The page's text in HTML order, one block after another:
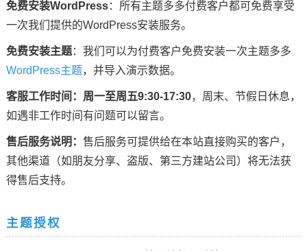
免费安装WordPress：所有主题多多付费客户都可免费享受
一次我们提供的WordPress安装服务。
免费安装主题：我们可以为付费客户免费安装一次主题多多
WordPress主题，并导入演示数据。
客服工作时间： 周一至周五9:30-17:30，周末、节假日休息，
如遇非工作时间有问题可以留言。
售后服务说明： 售后服务可提供给在本站直接购买的客户，
其他渠道（如朋友分享、盗版、第三方建站公司）将无法获
得售后支持。
主题授权